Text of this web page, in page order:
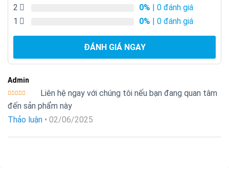
2
0% | 0 đánh giá
1
0% | 0 đánh giá
ĐÁNH GIÁ NGAY
Admin
Được xếp
hạng 55
Liên hệ ngay với chúng tôi nếu bạn đang quan tâm
đến sản phẩm này
Thảo luận • 02/06/2025